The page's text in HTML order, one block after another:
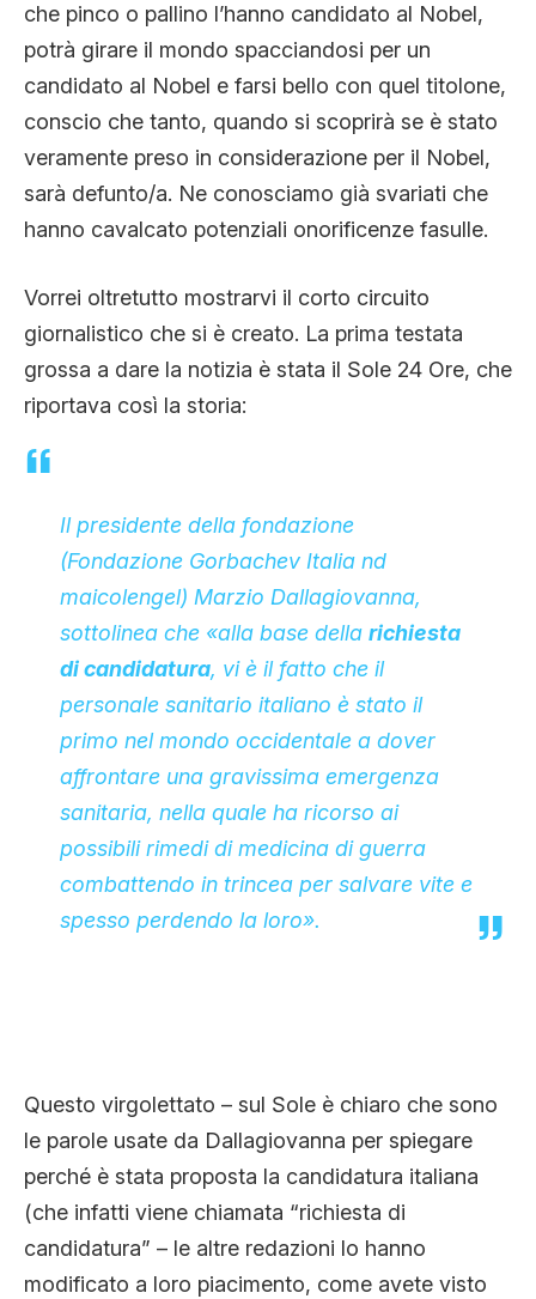
che pinco o pallino l’hanno candidato al Nobel,
potrà girare il mondo spacciandosi per un
candidato al Nobel e farsi bello con quel titolone,
conscio che tanto, quando si scoprirà se è stato
veramente preso in considerazione per il Nobel,
sarà defunto/a. Ne conosciamo già svariati che
hanno cavalcato potenziali onorificenze fasulle.
Vorrei oltretutto mostrarvi il corto circuito
giornalistico che si è creato. La prima testata
grossa a dare la notizia è stata il Sole 24 Ore, che
riportava così la storia:
Il presidente della fondazione
(Fondazione Gorbachev Italia nd
maicolengel) Marzio Dallagiovanna,
sottolinea che «alla base della richiesta
di candidatura, vi è il fatto che il
personale sanitario italiano è stato il
primo nel mondo occidentale a dover
affrontare una gravissima emergenza
sanitaria, nella quale ha ricorso ai
possibili rimedi di medicina di guerra
combattendo in trincea per salvare vite e
spesso perdendo la loro».
Questo virgolettato – sul Sole è chiaro che sono
le parole usate da Dallagiovanna per spiegare
perché è stata proposta la candidatura italiana
(che infatti viene chiamata “richiesta di
candidatura” – le altre redazioni lo hanno
modificato a loro piacimento, come avete visto